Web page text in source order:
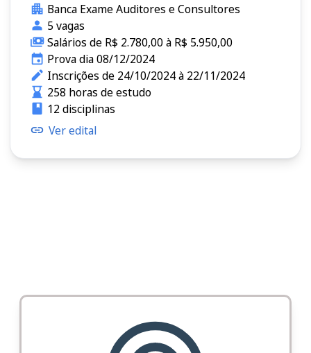
Banca Exame Auditores e Consultores
5 vagas
Salários de R$ 2.780,00 à R$ 5.950,00
Prova dia 08/12/2024
Inscrições de 24/10/2024 à 22/11/2024
258 horas de estudo
12 disciplinas
Ver edital